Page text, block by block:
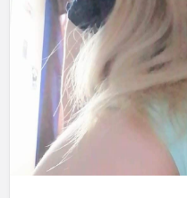
biete
Wäsche
Bilder